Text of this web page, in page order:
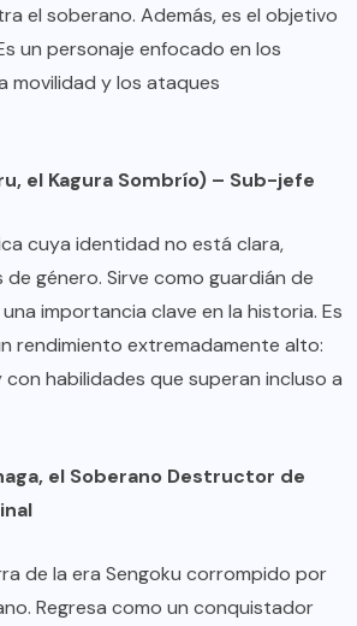
el soberano. Además, es el objetivo
un personaje enfocado en los
movilidad y los ataques
el Kagura Sombrío) – Sub-jefe
cuya identidad no está clara,
género. Sirve como guardián de
importancia clave en la historia. Es
rendimiento extremadamente alto:
habilidades que superan incluso a
el Soberano Destructor de
de la era Sengoku corrompido por
Regresa como un conquistador